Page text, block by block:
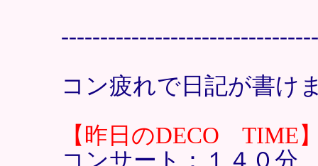
コン疲れで日記が書け
【昨日のDECO TIME
コンサート：１４０分